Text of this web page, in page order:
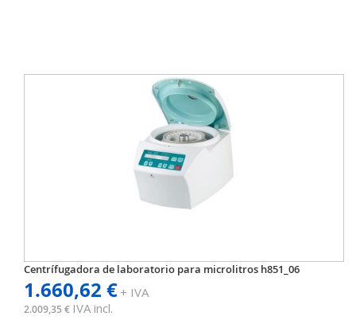
Centrífugadora de laboratorio para microlitros h851_06
1.660,62 €+ IVA
2.009,35 € IVA incl.